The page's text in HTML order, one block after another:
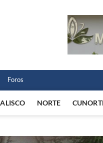
Foros
NORTE